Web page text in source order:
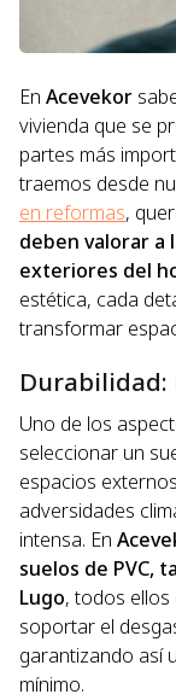
En Acevekor
vivienda que se
partes más
traemos desde
en reformas,
deben valorar a
exteriores del
estética, cada
transformar
Uno de los
seleccionar un
espacios
adversidades
intensa. En
suelos de PVC,
Lugo, todos
soportar el
garantizando así
mínimo.